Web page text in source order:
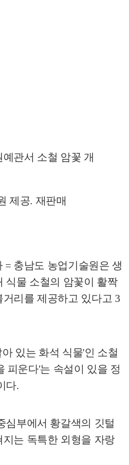
관서 소철 암꽃 개
제공. 재판매
= 충남도 농업기술원은 생
식물 소철의 암꽃이 활짝
리를 제공하고 있다고 3
있는 화석 식물'인 소철
피운다'는 속설이 있을 정
다.
심부에서 황갈색의 깃털
는 독특한 외형을 자랑